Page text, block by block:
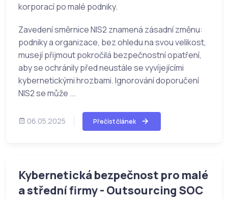
korporací po malé podniky.
Zavedení směrnice NIS2 znamená zásadní změnu:
podniky a organizace, bez ohledu na svou velikost,
musejí přijmout pokročilá bezpečnostní opatření,
aby se ochránily před neustále se vyvíjejícími
kybernetickými hrozbami. Ignorování doporučení
NIS2 se může ...
06.05.2025 Přečíst článek
Kybernetická bezpečnost pro malé
a střední firmy - Outsourcing SOC